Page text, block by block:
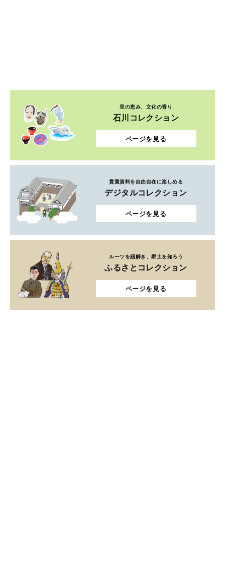
里の恵み、文化の香り
石川コレクション
ページを見る
貴重資料を自由自在に楽しめる
デジタルコレクション
ページを見る
ルーツを紐解き、郷土を知ろう
ふるさとコレクション
ページを見る